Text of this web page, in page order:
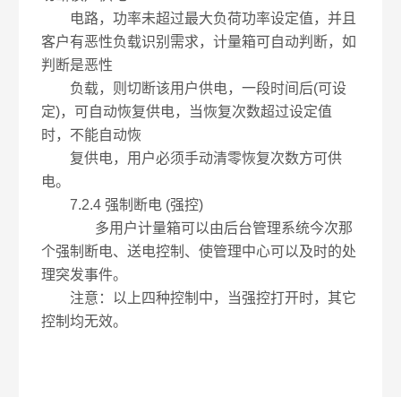
电路，功率未超过最大负荷功率设定值，并且
客户有恶性负载识别需求，计量箱可自动判断，如
判断是恶性
负载，则切断该用户供电，一段时间后(可设
定)，可自动恢复供电，当恢复次数超过设定值
时，不能自动恢
复供电，用户必须手动清零恢复次数方可供
电。
7.2.4 强制断电 (强控)
多用户计量箱可以由后台管理系统今次那
个强制断电、送电控制、使管理中心可以及时的处
理突发事件。
注意：以上四种控制中，当强控打开时，其它
控制均无效。